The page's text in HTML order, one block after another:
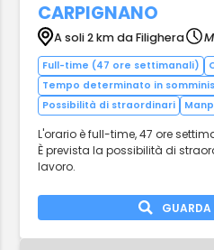
CARPIGNANO
A soli 2 km da Filighera
Full-time (47 ore settimanali)
Tempo determinato in
Possibilità di straordinari
L'orario è full-time, 47 ore
È prevista la possibilità di
lavoro.